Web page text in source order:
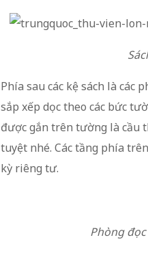
Phía sau các kệ sách là các
sắp xếp dọc theo các bức
được gắn trên tường là cầu
tuyệt nhé. Các tầng phía
kỳ riêng tư.
Phòng